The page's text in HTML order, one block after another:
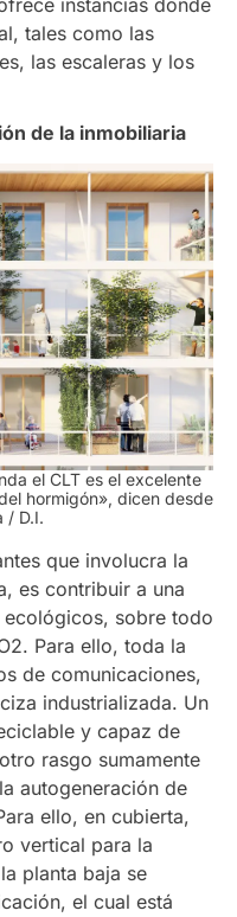
instancias donde
tales como las
las escaleras y los
de la inmobiliaria
el CLT es el excelente
hormigón», dicen desde
/ D.I.
que involucra la
es contribuir a una
sobre todo
Para ello, toda la
de comunicaciones,
industrializada. Un
y capaz de
rasgo sumamente
autogeneración de
ello, en cubierta,
vertical para la
planta baja se
el cual está